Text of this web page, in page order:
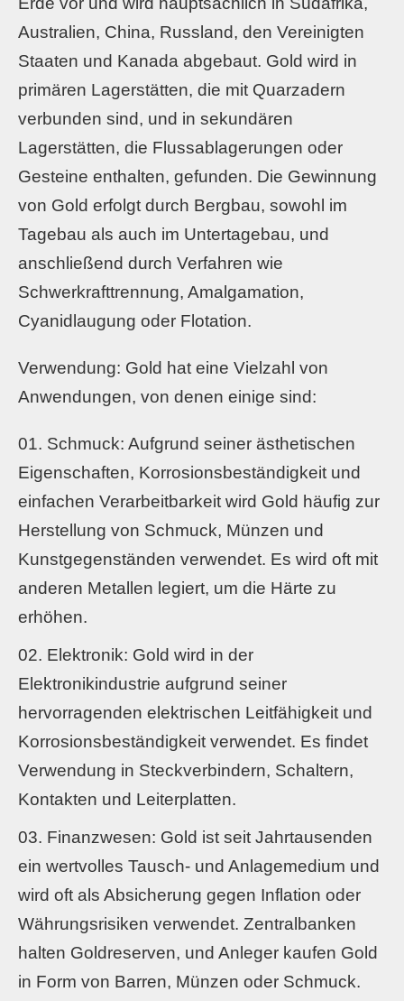
Australien, China, Russland, den Vereinigten
Staaten und Kanada abgebaut. Gold wird in
primären Lagerstätten, die mit Quarzadern
verbunden sind, und in sekundären
Lagerstätten, die Flussablagerungen oder
Gesteine enthalten, gefunden. Die Gewinnung
von Gold erfolgt durch Bergbau, sowohl im
Tagebau als auch im Untertagebau, und
anschließend durch Verfahren wie
Schwerkrafttrennung, Amalgamation,
Cyanidlaugung oder Flotation.
Verwendung: Gold hat eine Vielzahl von
Anwendungen, von denen einige sind:
Schmuck: Aufgrund seiner ästhetischen
Eigenschaften, Korrosionsbeständigkeit und
einfachen Verarbeitbarkeit wird Gold häufig zur
Herstellung von Schmuck, Münzen und
Kunstgegenständen verwendet. Es wird oft mit
anderen Metallen legiert, um die Härte zu
erhöhen.
Elektronik: Gold wird in der
Elektronikindustrie aufgrund seiner
hervorragenden elektrischen Leitfähigkeit und
Korrosionsbeständigkeit verwendet. Es findet
Verwendung in Steckverbindern, Schaltern,
Kontakten und Leiterplatten.
Finanzwesen: Gold ist seit Jahrtausenden
ein wertvolles Tausch- und Anlagemedium und
wird oft als Absicherung gegen Inflation oder
Währungsrisiken verwendet. Zentralbanken
halten Goldreserven, und Anleger kaufen Gold
in Form von Barren, Münzen oder Schmuck.